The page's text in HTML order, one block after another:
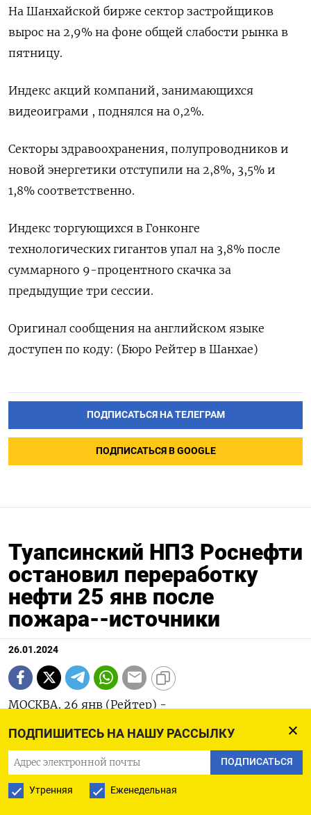
ПОДПИШИТЕСЬ НА НАШУ РАССЫЛКУ
ПОДПИСАТЬСЯ
Утренняя Еженедельная
На Шанхайской бирже сектор застройщиков
вырос на 2,9% на фоне общей слабости рынка в
пятницу.
Индекс акций компаний, занимающихся
видеоиграми , поднялся на 0,2%.
Секторы здравоохранения, полупроводников и
новой энергетики отступили на 2,8%, 3,5% и
1,8% соответственно.
Индекс торгующихся в Гонконге
технологических гигантов упал на 3,8% после
суммарного 9-процентного скачка за
предыдущие три сессии.
Оригинал сообщения на английском языке
доступен по коду: (Бюро Рейтер в Шанхае)
ПОДПИСАТЬСЯ НА ТЕЛЕГРАМ
ПОДПИСАТЬСЯ В GOOGLE
Туапсинский НПЗ Роснефти
остановил переработку
нефти 25 янв после
пожара--источники
26.01.2024
МОСКВА, 26 янв (Рейтер) -
Туапсинский НПЗ Роснефти остановил
переработку нефти и выпуск нефтепродуктов
после произошедшего 25 января пожара,